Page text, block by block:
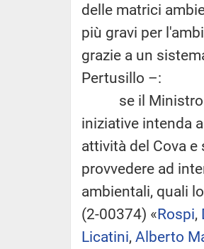
delle matrici
più gravi per
grazie a un
Pertusillo –:
se il Ministro
iniziative intenda
attività del Cova
provvedere ad
ambientali, quali
(2-00374) «Rospi,
Licatini, Alberto